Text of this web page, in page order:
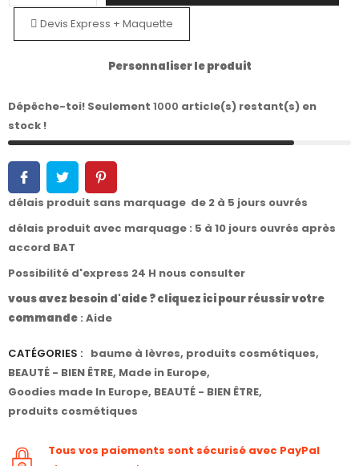
Devis Express + Maquette
Personnaliser le produit
Dépêche-toi! Seulement 1000 article(s) restant(s) en
stock !
délais produit sans marquage de 2 à 5 jours ouvrés
délais produit avec marquage : 5 à 10 jours ouvrés après
accord BAT
Possibilité d'express 24 H nous consulter
vous avez besoin d'aide ? cliquez ici pour réussir votre
commande : Aide
CATÉGORIES : baume à lèvres, produits cosmétiques,
BEAUTÉ - BIEN ÊTRE, Made in Europe,
Goodies made In Europe, BEAUTÉ - BIEN ÊTRE,
produits cosmétiques
Tous vos paiements sont sécurisé avec PayPal